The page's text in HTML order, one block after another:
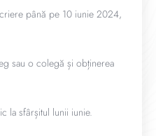
până pe 10 iunie 2024,
sau o colegă și obținerea
la sfârșitul lunii iunie.